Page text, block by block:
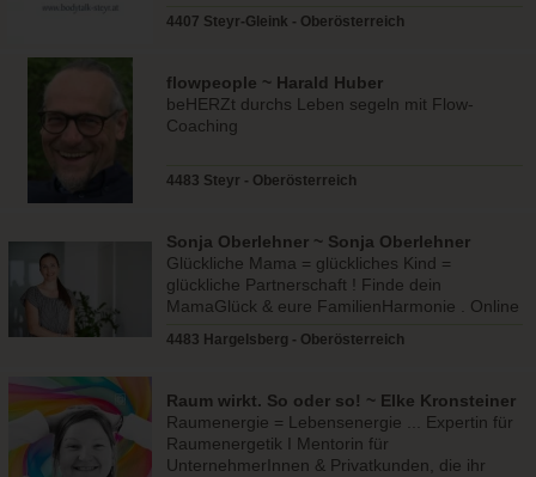
4407 Steyr-Gleink - Oberösterreich
flowpeople ~ Harald Huber
beHERZt durchs Leben segeln mit Flow-
Coaching
4483 Steyr - Oberösterreich
Sonja Oberlehner ~ Sonja Oberlehner
Glückliche Mama = glückliches Kind =
glückliche Partnerschaft ! Finde dein
MamaGlück & eure FamilienHarmonie . Online
4483 Hargelsberg - Oberösterreich
Raum wirkt. So oder so! ~ Elke Kronsteiner
Raumenergie = Lebensenergie ... Expertin für
Raumenergetik I Mentorin für
UnternehmerInnen & Privatkunden, die ihr